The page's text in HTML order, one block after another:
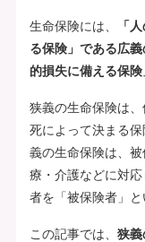
生命保険には、
「
る保険」である広
的損失に備える保
狭義の生命保険は
死によって決まる
義の生命保険は、
療・介護などに対
者を「被保険者」と
この記事では、 狭義